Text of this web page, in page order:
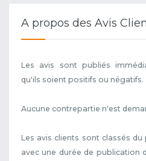
A propos des Avis
Les avis sont publiés
qu'ils soient positifs ou négatifs.
Aucune contrepartie n'est
Les avis clients sont classés
avec une durée de publication